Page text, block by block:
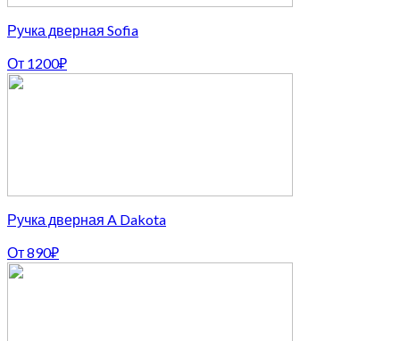
Ручка дверная Sofia
От 1200₽
Ручка дверная A Dakota
От890₽